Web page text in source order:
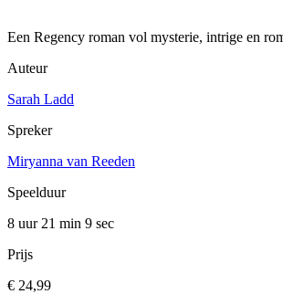
Een Regency roman vol mysterie, intrige en
Auteur
Sarah Ladd
Spreker
Miryanna van Reeden
Speelduur
8 uur 21 min 9 sec
Prijs
€ 24,99